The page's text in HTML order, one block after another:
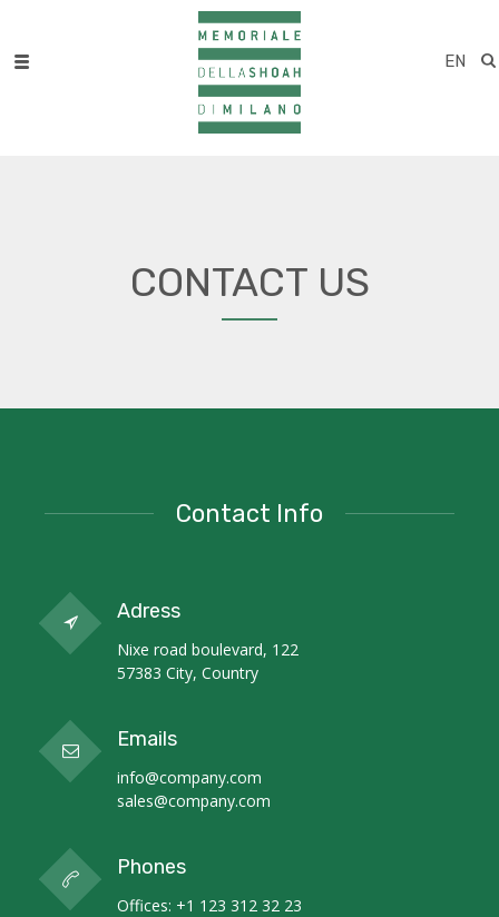
EN
CONTACT US
Contact Info
Adress
Nixe road boulevard, 122
57383 City, Country
Emails
info@company.com
sales@company.com
Phones
Offices: +1 123 312 32 23